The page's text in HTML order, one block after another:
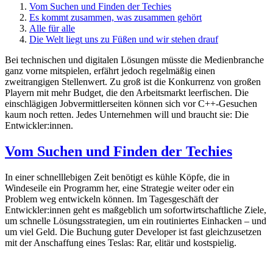
Vom Suchen und Finden der Techies
Es kommt zusammen, was zusammen gehört
Alle für alle
Die Welt liegt uns zu Füßen und wir stehen drauf
Bei technischen und digitalen Lösungen müsste die Medienbranche
ganz vorne mitspielen, erfährt jedoch regelmäßig einen
zweitrangigen Stellenwert. Zu groß ist die Konkurrenz von großen
Playern mit mehr Budget, die den Arbeitsmarkt leerfischen. Die
einschlägigen Jobvermittlerseiten können sich vor C++-Gesuchen
kaum noch retten. Jedes Unternehmen will und braucht sie: Die
Entwickler:innen.
Vom Suchen und Finden der Techies
In einer schnelllebigen Zeit benötigt es kühle Köpfe, die in
Windeseile ein Programm her, eine Strategie weiter oder ein
Problem weg entwickeln können. Im Tagesgeschäft der
Entwickler:innen geht es maßgeblich um sofortwirtschaftliche Ziele,
um schnelle Lösungsstrategien, um ein routiniertes Einhacken – und
um viel Geld. Die Buchung guter Developer ist fast gleichzusetzen
mit der Anschaffung eines Teslas: Rar, elitär und kostspielig.